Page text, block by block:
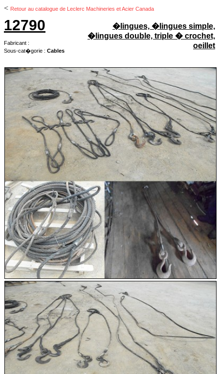
< Retour au catalogue de Leclerc Machineries et Acier Canada
12790
Fabricant :
Sous-cat�gorie : Cables
�lingues, �lingues simple,
�lingues double, triple � crochet,
oeillet